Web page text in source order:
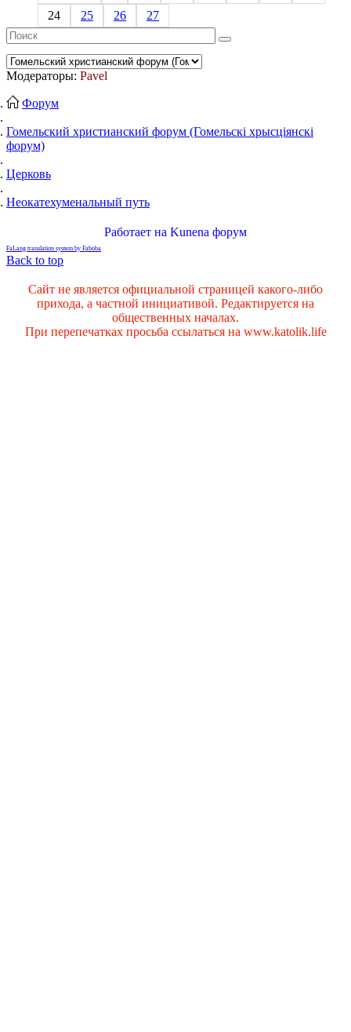
24
25 26 27
Модераторы: Pavel
Форум
Гомельский христианский форум (Гомельскі хрысціянскі
форум)
Церковь
Неокатехуменальный путь
Работает на Kunena форум
FaLang translation system by Faboba
Back to top
Сайт не является официальной страницей какого-либо
прихода, а частной инициативой. Редактируется на
общественных началах.
При перепечатках просьба ссылаться на www.katolik.life